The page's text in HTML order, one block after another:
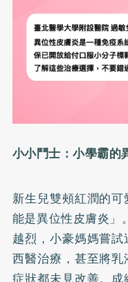
小小鬥士：小學霸的
新生兒雙頰紅潤的
能是異位性皮膚炎」
越烈，小豪媽媽嘗
西醫治療，甚至將